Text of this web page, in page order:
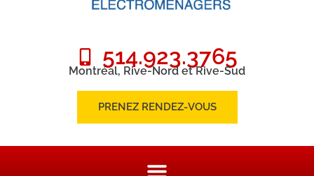
514.923.3765
Montréal, Rive-Nord et Rive-Sud
PRENEZ RENDEZ-VOUS